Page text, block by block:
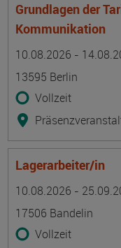
Grundlagen der
Kommunikation
10.08.2026 -
13595 Berlin
Vollzeit
Lagerarbeiter/in
10.08.2026 -
17506 Bandelin
Vollzeit